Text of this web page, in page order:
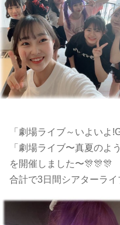
「劇場ライブ～いよいよ
「劇場ライブ〜真夏のよ
を開催しました〜🎊🎊🎊
合計で3日間シアターラ